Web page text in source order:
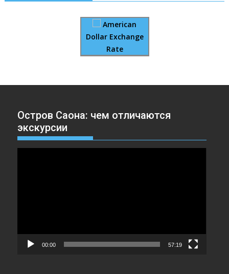
American
Dollar Exchange
Rate
Остров Саона: чем отличаются
экскурсии
00:00 57:19